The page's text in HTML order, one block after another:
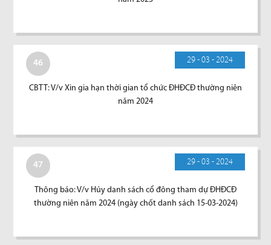
46 29 - 03 - 2024
CBTT: V/v Xin gia hạn thời gian tổ chức ĐHĐCĐ thường niên
năm 2024
47 29 - 03 - 2024
Thông báo: V/v Hủy danh sách cổ đông tham dự ĐHĐCĐ
thường niên năm 2024 (ngày chốt danh sách 15-03-2024)